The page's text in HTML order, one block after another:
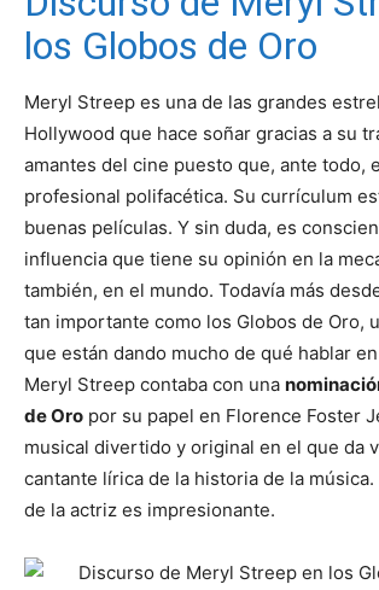
Curiosas
del
Mundo
los Globos de Oro
Meryl Streep es una de las grandes
Hollywood que hace soñar gracias a su
amantes del cine puesto que, ante todo,
profesional polifacética. Su currículum
buenas películas. Y sin duda, es
influencia que tiene su opinión en la
también, en el mundo. Todavía más
tan importante como los Globos de Oro,
que están dando mucho de qué hablar
Meryl Streep contaba con una
de Oro por su papel en Florence Foster
musical divertido y original en el que da
cantante lírica de la historia de la
de la actriz es impresionante.